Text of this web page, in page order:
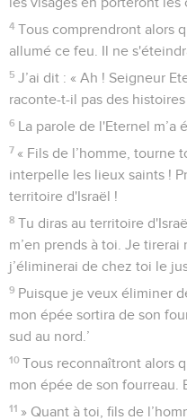
4 Tous comprendront alors
allumé ce feu. Il ne
5 J’ai dit : « Ah ! Seigneur
raconte-t-il pas des histoires
6 La parole de l'Eternel m’a
7 « Fils de l’homme, tourne
interpelle les lieux saints !
territoire d'Israël !
8 Tu diras au territoire
m’en prends à toi. Je
j’éliminerai de chez toi le
9 Puisque je veux éliminer
mon épée sortira de son
sud au nord.’
10 Tous reconnaîtront alors
mon épée de son fourreau.
11 » Quant à toi, fils de